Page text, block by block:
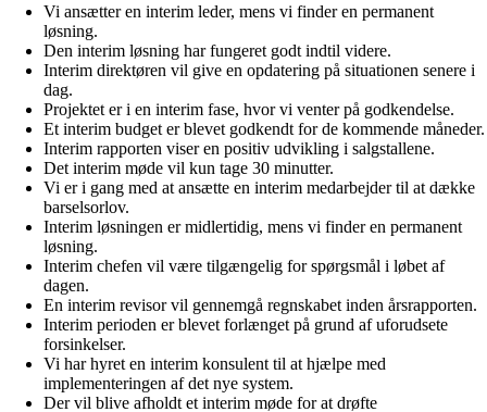
Vi ansætter en interim leder, mens vi finder en permanent
løsning.
Den interim løsning har fungeret godt indtil videre.
Interim direktøren vil give en opdatering på situationen senere i
dag.
Projektet er i en interim fase, hvor vi venter på godkendelse.
Et interim budget er blevet godkendt for de kommende måneder.
Interim rapporten viser en positiv udvikling i salgstallene.
Det interim møde vil kun tage 30 minutter.
Vi er i gang med at ansætte en interim medarbejder til at dække
barselsorlov.
Interim løsningen er midlertidig, mens vi finder en permanent
løsning.
Interim chefen vil være tilgængelig for spørgsmål i løbet af
dagen.
En interim revisor vil gennemgå regnskabet inden årsrapporten.
Interim perioden er blevet forlænget på grund af uforudsete
forsinkelser.
Vi har hyret en interim konsulent til at hjælpe med
implementeringen af det nye system.
Der vil blive afholdt et interim møde for at drøfte